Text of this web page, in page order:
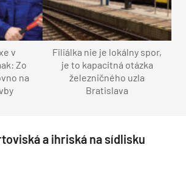
v
Zo
na
Filiálka nie je lokálny spor,
je to kapacitná otázka
železničného uzla
Bratislava
a ihriská na sídlisku